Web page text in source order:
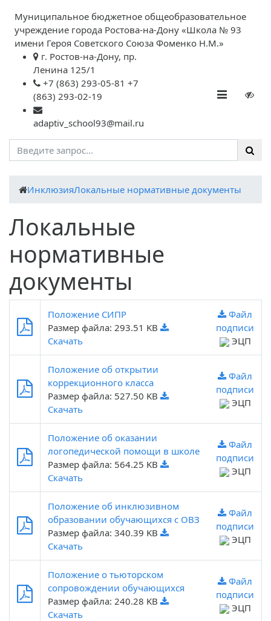
Муниципальное бюджетное общеобразовательное
учреждение города Ростова-на-Дону «Школа № 93
имени Героя Советского Союза Фоменко Н.М.»
г. Ростов-на-Дону, пр.
Ленина 125/1
+7 (863) 293-05-81 +7
(863) 293-02-19
adaptiv_school93@mail.ru
ИнклюзияЛокальные нормативные документы
Локальные
нормативные
документы
Положение СИПР
Размер файла: 293.51 KB
Скачать
Файл
подписи
ЭЦП
Положение об открытии
коррекционного класса
Размер файла: 527.50 KB
Скачать
Файл
подписи
ЭЦП
Положение об оказании
логопедической помощи в школе
Размер файла: 564.25 KB
Скачать
Файл
подписи
ЭЦП
Положение об инклюзивном
образовании обучающихся с ОВЗ
Размер файла: 340.39 KB
Скачать
Файл
подписи
ЭЦП
Положение о тьюторском
сопровождении обучающихся
Размер файла: 240.28 KB
Скачать
Файл
подписи
ЭЦП